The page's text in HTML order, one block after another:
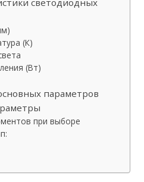
светодиодных
(К)
(Вт)
параметров
при выборе